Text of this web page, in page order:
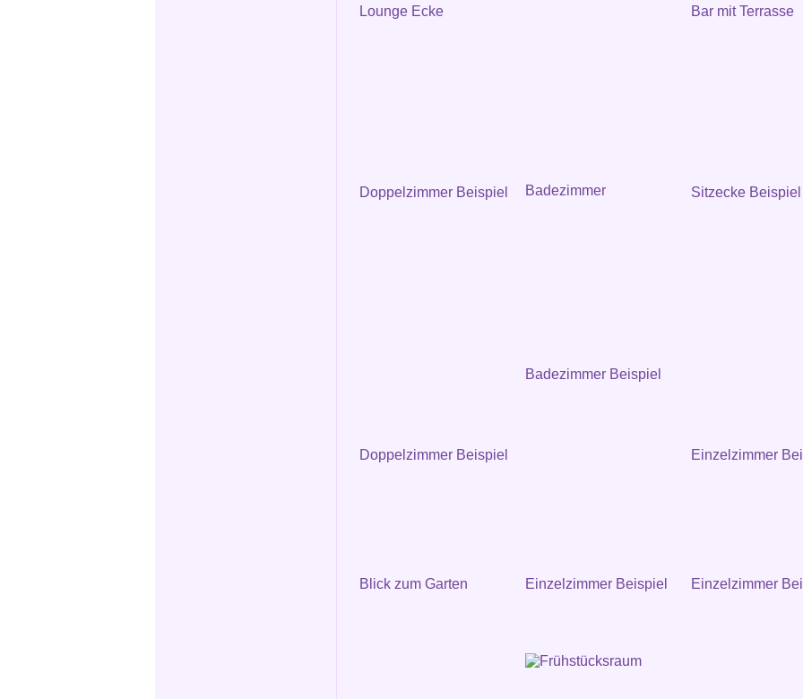
Lounge Ecke Bar mit Terrasse
Doppelzimmer Beispiel Badezimmer Sitzecke Beispiel
Doppelzimmer Beispiel
Badezimmer Beispiel
Einzelzimmer
Blick zum Garten Einzelzimmer Beispiel Einzelzimmer